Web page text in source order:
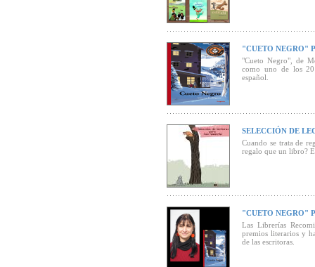
"CUETO NEGRO"
"Cueto Negro", de
como uno de los
español.
SELECCIÓN DE
Cuando se trata de
regalo que un libro?
"CUETO NEGRO"
Las Librerías
premios literarios y
de las escritoras.